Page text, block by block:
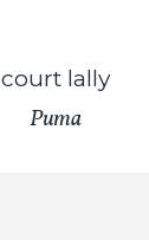
court lally
Puma